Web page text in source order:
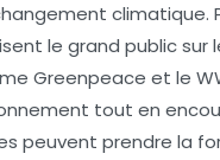
climatique.
le grand public sur
Greenpeace et le
tout en
peuvent prendre la